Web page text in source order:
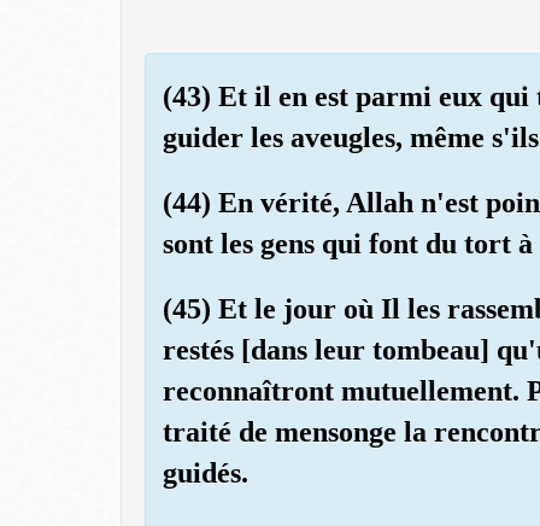
(43) Et il en est parmi eux
guider les aveugles, même
(44) En vérité, Allah n'est
sont les gens qui font du tort à
(45) Et le jour où Il les
restés [dans leur tombeau]
reconnaîtront mutuellement.
traité de mensonge la
guidés.